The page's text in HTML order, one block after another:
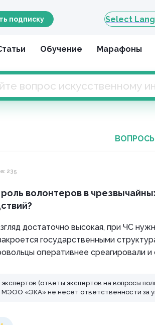
подписку Select
Обучение Марафоны
235
волонтеров в
достаточно высокая, при ЧС
государственными
оперативнее среагировали
экспертов (ответы экспертов на вопросы
«ЭКА» не несёт ответственности за